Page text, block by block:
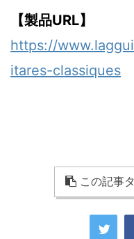
【製品URL】
https://
itares-classiques
この記事